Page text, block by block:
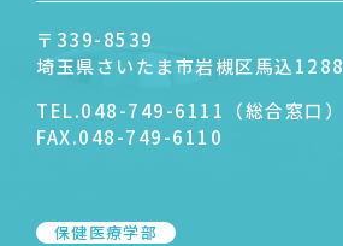
〒339-8539
埼玉県さいたま市岩槻区馬込1288
TEL.048-749-6111（総合窓口）
FAX.048-749-6110
保健医療学部